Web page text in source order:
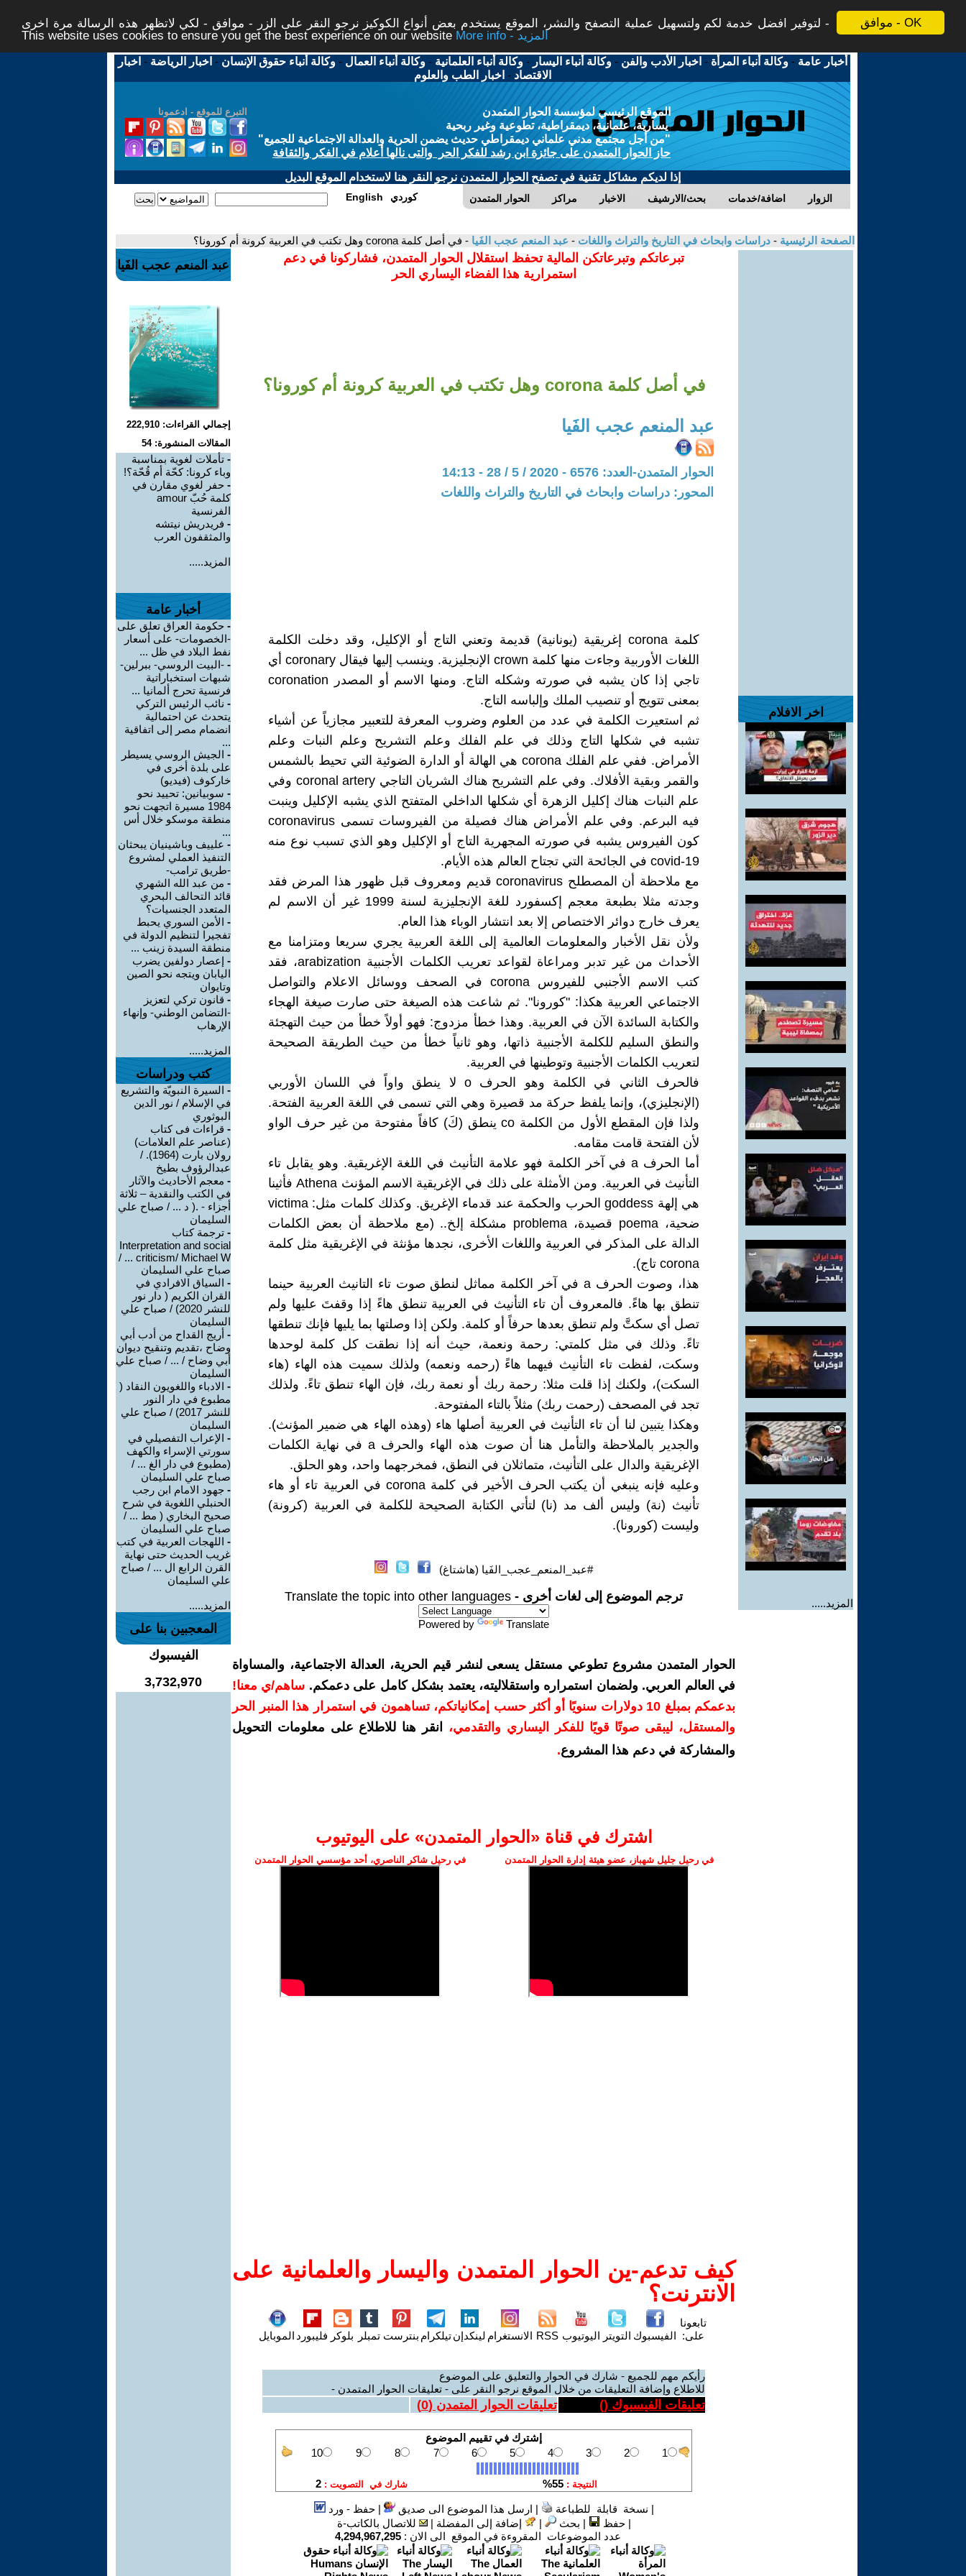
موافق - OK
لتوفير افضل خدمة لكم ولتسهيل عملية التصفح والنشر، الموقع يستخدم بعض أنواع الكوكيز نرجو النقر على الزر - موافق - لكي لاتظهر هذه الرسالة مرة اخرى -
This website uses cookies to ensure you get the best experience on our website
More info - المزيد
أخبار عامة -وكالة أنباء المرأة - اخبار الأدب والفن -وكالة أنباء اليسار -وكالة أنباء العلمانية -وكالة أنباء العمال -وكالة أنباء حقوق الإنسان - اخبار الرياضة - اخبار
الاقتصاد - اخبار الطب والعلوم
التبرع للموقع - ادعمونا
الموقع الرئيسي لمؤسسة الحوار المتمدن
يسارية، علمانية، ديمقراطية، تطوعية وغير ربحية
"من أجل مجتمع مدني علماني ديمقراطي حديث يضمن الحرية والعدالة الاجتماعية للجميع"
حاز الحوار المتمدن على جائزة ابن رشد للفكر الحر والتى نالها أعلام في الفكر والثقافة
إذا لديكم مشاكل تقنية في تصفح الحوار المتمدن نرجو النقر هنا لاستخدام الموقع البديل
الحوار المتمدن مراكز الاخبار بحث/الارشيف اضافة/خدمات الزوار English كوردي
الصفحة الرئيسية - دراسات وابحاث في التاريخ والتراث واللغات - عبد المنعم عجب الفَيا - في أصل كلمة corona وهل تكتب في العربية كرونة أم كورونا؟
اخر الافلام
المزيد.....
تبرعاتكم وتبرعاتكن المالية تحفظ استقلال الحوار المتمدن، فشاركونا في دعم
استمرارية هذا الفضاء اليساري الحر
في أصل كلمة corona وهل تكتب في العربية كرونة أم كورونا؟
عبد المنعم عجب الفَيا
الحوار المتمدن-العدد: 6576 - 2020 / 5 / 28 - 14:13
المحور: دراسات وابحاث في التاريخ والتراث واللغات
كلمة corona إغريقية (يونانية) قديمة وتعني التاج أو الإكليل، وقد دخلت الكلمة
اللغات الأوربية وجاءت منها كلمة crown الإنجليزية. وينسب إليها فيقال coronary أي
تاجي إذا كان يشبه في صورته وشكله التاج. ومنها الاسم أو المصدر coronation
بمعنى تتويج أو تنصيب الملك وإلباسه التاج.
ثم استعيرت الكلمة في عدد من العلوم وضروب المعرفة للتعبير مجازياً عن أشياء
تشبه في شكلها التاج وذلك في علم الفلك وعلم التشريح وعلم النبات وعلم
الأمراض. ففي علم الفلك corona هي الهالة أو الدارة الضوئية التي تحيط بالشمس
والقمر وبقية الأفلاك. وفي علم التشريح هناك الشريان التاجي coronal artery وفي
علم النبات هناك إكليل الزهرة أي شكلها الداخلي المتفتح الذي يشبه الإكليل وينبت
فيه البرعم. وفي علم الأمراض هناك فصيلة من الفيروسات تسمى coronavirus
كون الفيروس يشبه في صورته المجهرية التاج أو الإكليل وهو الذي تسبب نوع منه
covid-19 في الجائحة التي تجتاح العالم هذه الأيام.
مع ملاحظة أن المصطلح coronavirus قديم ومعروف قبل ظهور هذا المرض فقد
وجدته مثلا بطبعة معجم إكسفورد للغة الإنجليزية لسنة 1999 غير أن الاسم لم
يعرف خارج دوائر الاختصاص إلا بعد انتشار الوباء هذا العام.
ولأن نقل الأخبار والمعلومات العالمية إلى اللغة العربية يجري سريعا ومتزامنا مع
الأحداث من غير تدبر ومراعاة لقواعد تعريب الكلمات الأجنبية arabization، فقد
كتب الاسم الأجنبي للفيروس corona في الصحف ووسائل الاعلام والتواصل
الاجتماعي العربية هكذا: "كورونا". ثم شاعت هذه الصيغة حتى صارت صيغة الهجاء
والكتابة السائدة الآن في العربية. وهذا خطأ مزدوج: فهو أولاً خطأ من حيث التهجئة
والنطق السليم للكلمة الأجنبية ذاتها، وهو ثانياً خطأ من حيث الطريقة الصحيحة
لتعريب الكلمات الأجنبية وتوطينها في العربية.
فالحرف الثاني في الكلمة وهو الحرف o لا ينطق واواً في اللسان الأوربي
(الإنجليزي)، وإنما يلفظ حركة مد قصيرة وهي التي تسمى في اللغة العربية الفتحة.
ولذا فإن المقطع الأول من الكلمة co ينطق (كَ) كافاً مفتوحة من غير حرف الواو
لأن الفتحة قامت مقامه.
أما الحرف a في آخر الكلمة فهو علامة التأنيث في اللغة الإغريقية. وهو يقابل تاء
التأنيث في العربية. ومن الأمثلة على ذلك في الإغريقية الاسم المؤنث Athena فأثينا
هي إلهة goddess الحرب والحكمة عند قدماء الإغريق. وكذلك كلمات مثل: victima
ضحية، poema قصيدة، problema مشكلة إلخ.. (مع ملاحظة أن بعض الكلمات
الدالة على المذكر في العربية واللغات الأخرى، نجدها مؤنثة في الإغريقية مثل كلمة
corona تاج).
هذا، وصوت الحرف a في آخر الكلمة مماثل لنطق صوت تاء التانيث العربية حينما
تنطق بها هاءً. فالمعروف أن تاء التأنيث في العربية تنطق هاءً إذا وقفتَ عليها ولم
تصل أي سكتَّ ولم تنطق بعدها حرفاً أو كلمة. ولكن إذا وصلتها بما يليها فإنك تنطقها
تاءً. وذلك في مثل كلمتي: رحمة ونعمة، حيث أنه إذا نطقت كل كلمة لوحدها
وسكت، لفظت تاء التأنيث فيهما هاءً (رحمه ونعمه) ولذلك سميت هذه الهاء (هاء
السكت)، ولكنك إذا قلت مثلا: رحمة ربك أو نعمة ربك، فإن الهاء تنطق تاءً. ولذلك
تجد في المصحف (رحمت ربك) مثلاً بالتاء المفتوحة.
وهكذا يتبين لنا أن تاء التأنيث في العربية أصلها هاء (وهذه الهاء هي ضمير المؤنث).
والجدير بالملاحظة والتأمل هنا أن صوت هذه الهاء والحرف a في نهاية الكلمات
الإغريقية والدال على التأنيث، متماثلان في النطق، فمخرجهما واحد، وهو الحلق.
وعليه فإنه ينبغي أن يكتب الحرف الأخير في كلمة corona في العربية تاء أو هاء
تأنيث (نة) وليس ألف مد (نا) لتأتي الكتابة الصحيحة للكلمة في العربية (كرونة)
وليست (كورونا).
#عبد_المنعم_عجب_الفَيا (هاشتاغ)
ترجم الموضوع إلى لغات أخرى - Translate the topic into other languages
Powered by Translate
الحوار المتمدن مشروع تطوعي مستقل يسعى لنشر قيم الحرية، العدالة الاجتماعية، والمساواة
في العالم العربي. ولضمان استمراره واستقلاليته، يعتمد بشكل كامل على دعمكم. ساهم/ي معنا!
بدعمكم بمبلغ 10 دولارات سنويًا أو أكثر حسب إمكانياتكم، تساهمون في استمرار هذا المنبر الحر
والمستقل، ليبقى صوتًا قويًا للفكر اليساري والتقدمي،
انقر هنا للاطلاع على معلومات التحويل
والمشاركة في دعم هذا المشروع.
اشترك في قناة ‫«الحوار المتمدن» على اليوتيوب
في رحيل جليل شهباز، عضو هيئة إدارة الحوار المتمدن في رحيل شاكر الناصري، أحد مؤسسي الحوار المتمدن
كيف تدعم-ين الحوار المتمدن واليسار والعلمانية على
الانترنت؟
تابعونا
على: الفيسبوك التويتر اليوتيوب RSS الانستغرام لينكدإنتيلكرام بنترست تمبلر بلوكر فليبورد الموبايل
رأيكم مهم للجميع - شارك في الحوار والتعليق على الموضوع
للاطلاع وإضافة التعليقات من خلال الموقع نرجو النقر على - تعليقات الحوار المتمدن -
تعليقات الفيسبوك () تعليقات الحوار المتمدن (0
)
| نسخة قابلة للطباعة | ارسل هذا الموضوع الى صديق |حفظ - ورد
|حفظ | بحث | إضافة إلى المفضلة |
للاتصال بالكاتب-ة
عدد الموضوعات المقروءة في الموقع الى الان : 4,294,967,295
عبد المنعم عجب الفَيا
إجمالي القراءات: 222,910
المقالات المنشورة: 54
- تأملات لغوية بمناسبة
وباء كرونا: كحّة أم قُحّة؟!
- حفر لغوي مقارن في
كلمة حُبّ amour
الفرنسية
- فريدريش نيتشه
والمثقفون العرب
المزيد.....
أخبار عامة
- حكومة العراق تعلق على
-الخصومات- على أسعار
نفط البلاد في ظل ...
- -البيت الروسي- ببرلين-
شبهات استخباراتية
فرنسية تحرج ألمانيا ...
- نائب الرئيس التركي
يتحدث عن احتمالية
انضمام مصر إلى اتفاقية
...
- الجيش الروسي يسيطر
على بلدة أخرى في
خاركوف (فيديو)
- سوبيانين: تحييد نحو
1984 مسيرة اتجهت نحو
منطقة موسكو خلال أس
...
- علييف وباشينيان يبحثان
التنفيذ العملي لمشروع
-طريق ترامب-
- من عبد الله الشهري
قائد التحالف البحري
المتعدد الجنسيات؟
- الأمن السوري يحبط
تفجيرا لتنظيم الدولة في
منطقة السيدة زينب ...
- إعصار دولفين يضرب
اليابان ويتجه نحو الصين
وتايوان
- قانون تركي لتعزيز
-التضامن الوطني- وإنهاء
الإرهاب
المزيد.....
كتب ودراسات
- السيرة النبويّة والتشريع
في الإسلام / نور الدين
البوثوري
- قراءات فى كتاب
(عناصر علم العلامات)
رولان بارت (1964). /
عبدالرؤوف بطيخ
- معجم الأحاديث والآثار
في الكتب والنقدية – ثلاثة
أجزاء - .( د ... / صباح علي
السليمان
- ترجمة كتاب
Interpretation and social
criticism/ Michael W ... /
صباح علي السليمان
- السياق الافرادي في
القران الكريم ( دار نور
للنشر 2020) / صباح علي
السليمان
- أريج القداح من أدب أبي
وضاح ،تقديم وتنقيح ديوان
أبي وضاح / ... / صباح علي
السليمان
- الادباء واللغويون النقاد (
مطبوع في دار النور
للنشر 2017) / صباح علي
السليمان
- الإعراب التفصيلي في
سورتي الإسراء والكهف
(مطبوع في دار الغ ... /
صباح علي السليمان
- جهود الامام ابن رجب
الحنبلي اللغوية في شرح
صحيح البخاري ( مط ... /
صباح علي السليمان
- اللهجات العربية في كتب
غريب الحديث حتى نهاية
القرن الرابع ال ... / صباح
علي السليمان
المزيد.....
المعجبين بنا على
الفيسبوك
3,732,970